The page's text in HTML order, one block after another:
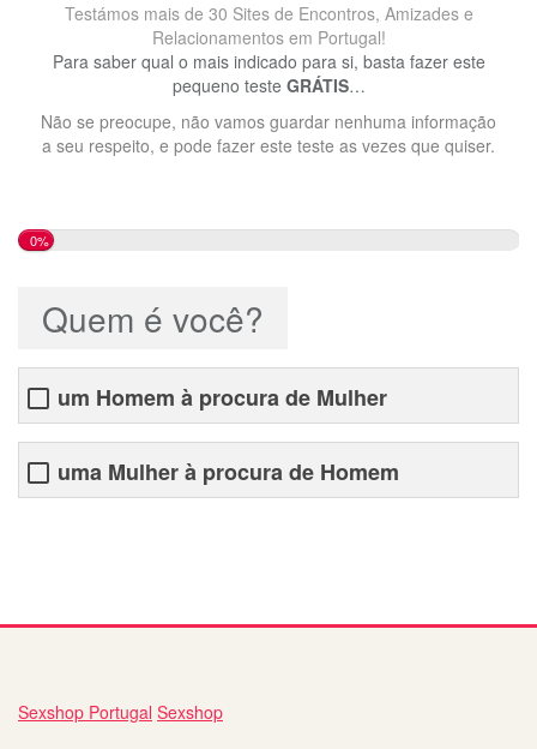
Testámos mais de 30 Sites de Encontros, Amizades e
Relacionamentos em Portugal!
Para saber qual o mais indicado para si, basta fazer este
pequeno teste GRÁTIS…
Não se preocupe, não vamos guardar nenhuma informação
a seu respeito, e pode fazer este teste as vezes que quiser.
0%
Quem é você?
um Homem à procura de Mulher
uma Mulher à procura de Homem
Sexshop Portugal Sexshop